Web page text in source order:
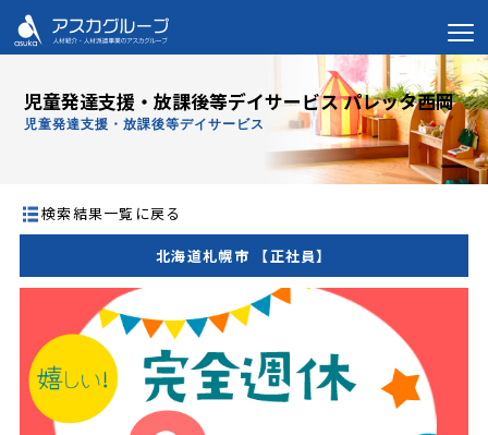
児童発達支援・放課後等デイサービス パレッタ西岡
児童発達支援・放課後等デイサービス
検索結果一覧に戻る
北海道札幌市 【正社員】